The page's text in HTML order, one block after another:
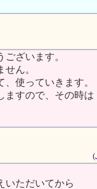
ざいます。
ん。
使っていきます。
ますので、その時は
(
いただいてから